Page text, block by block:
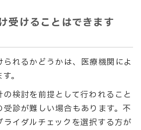
受けることはできます
れるかどうかは、医療機関によ
。
検討を前提として行われること
診が難しい場合もあります。不
イダルチェックを選択する方が